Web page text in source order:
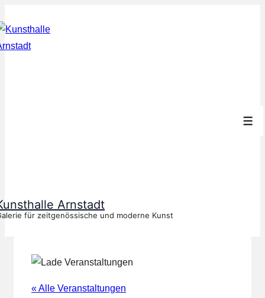
Zum
Inhalt
Arnstadt
für zeitgenössische und moderne Kunst
« Alle Veranstaltungen